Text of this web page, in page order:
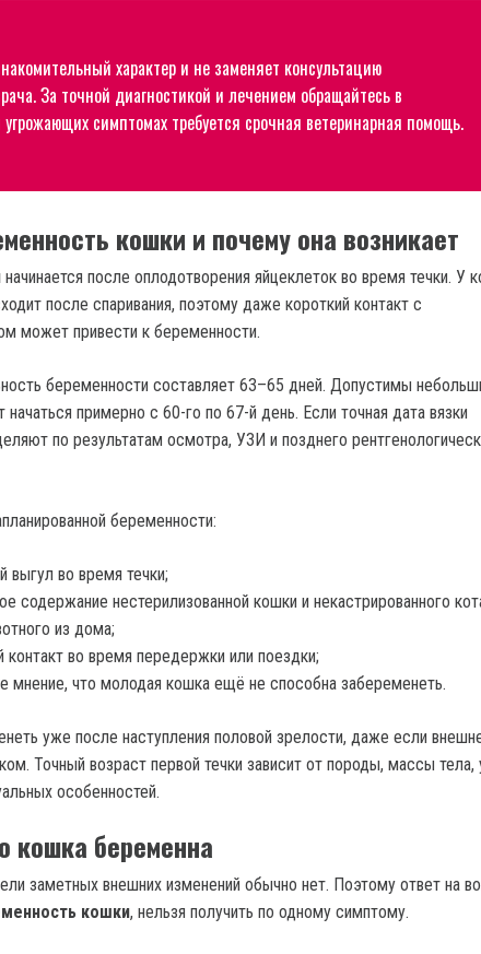
характер и не заменяет консультацию
За точной диагностикой и лечением обращайтесь в
угрожающих симптомах требуется срочная ветеринарная помощь.
кошки и почему она возникает
начинается после оплодотворения яйцеклеток во время течки. У
после спаривания, поэтому даже короткий контакт с
может привести к беременности.
беременности составляет 63–65 дней. Допустимы
примерно с 60-го по 67-й день. Если точная дата вязки
по результатам осмотра, УЗИ и позднего
беременности:
выгул во время течки;
содержание нестерилизованной кошки и некастрированного
из дома;
контакт во время передержки или поездки;
мнение, что молодая кошка ещё не способна забеременеть.
уже после наступления половой зрелости, даже если
Точный возраст первой течки зависит от породы, массы тела,
особенностей.
кошка беременна
заметных внешних изменений обычно нет. Поэтому ответ на
кошки, нельзя получить по одному симптому.